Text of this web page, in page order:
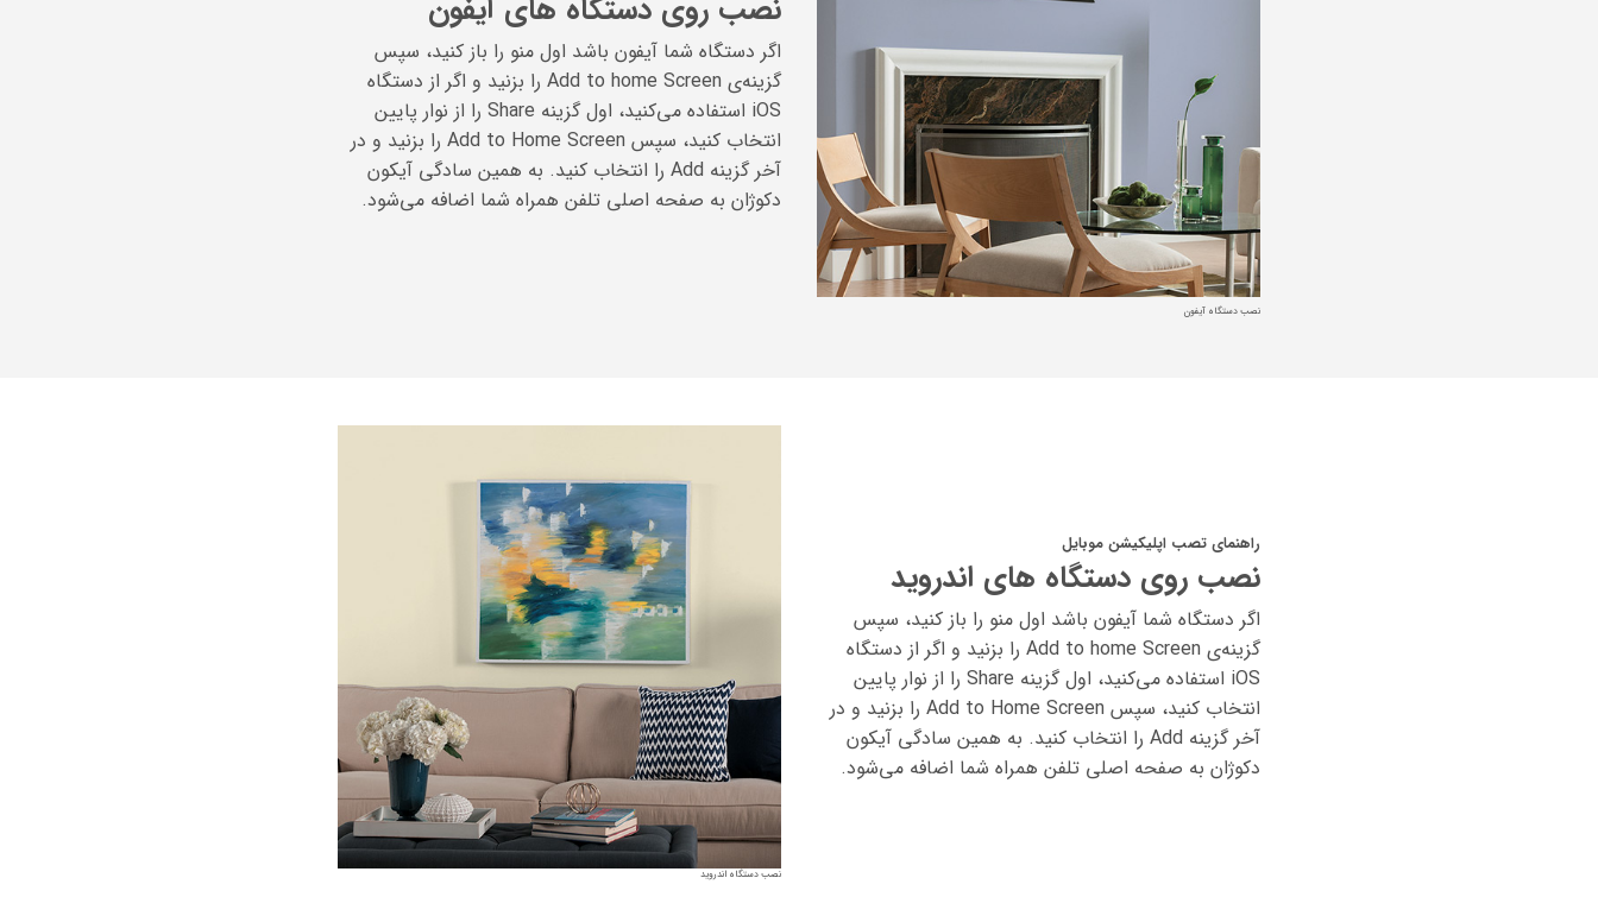
نصب دستگاه آیفون
نصب روی دستگاه های آیفون
اگر دستگاه شما آیفون باشد اول منو را باز کنید، سپس
گزینه‌ی Add to home Screen را بزنید و اگر از دستگاه
iOS استفاده می‌کنید، اول گزینه Share را از نوار پایین
انتخاب کنید، سپس Add to Home Screen را بزنید و در
آخر گزینه Add را انتخاب کنید. به همین سادگی آیکون
دکوژان به صفحه اصلی تلفن همراه شما اضافه می‌شود.
نصب دستگاه اندروید
راهنمای تصب اپلیکیشن موبایل
نصب روی دستگاه های اندروید
اگر دستگاه شما آیفون باشد اول منو را باز کنید، سپس
گزینه‌ی Add to home Screen را بزنید و اگر از دستگاه
iOS استفاده می‌کنید، اول گزینه Share را از نوار پایین
انتخاب کنید، سپس Add to Home Screen را بزنید و در
آخر گزینه Add را انتخاب کنید. به همین سادگی آیکون
دکوژان به صفحه اصلی تلفن همراه شما اضافه می‌شود.